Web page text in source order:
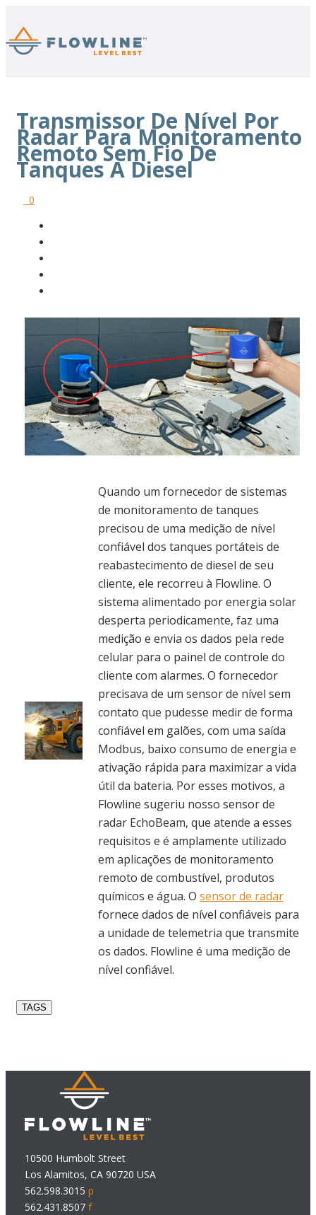
Transmissor De Nível Por
Radar Para Monitoramento
Remoto Sem Fio De
Tanques A Diesel
0
Quando um fornecedor de sistemas
de monitoramento de tanques
precisou de uma medição de nível
confiável dos tanques portáteis de
reabastecimento de diesel de seu
cliente, ele recorreu à Flowline. O
sistema alimentado por energia solar
desperta periodicamente, faz uma
medição e envia os dados pela rede
celular para o painel de controle do
cliente com alarmes. O fornecedor
precisava de um sensor de nível sem
contato que pudesse medir de forma
confiável em galões, com uma saída
Modbus, baixo consumo de energia e
ativação rápida para maximizar a vida
útil da bateria. Por esses motivos, a
Flowline sugeriu nosso sensor de
radar EchoBeam, que atende a esses
requisitos e é amplamente utilizado
em aplicações de monitoramento
remoto de combustível, produtos
químicos e água. O sensor de radar
fornece dados de nível confiáveis para
a unidade de telemetria que transmite
os dados. Flowline é uma medição de
nível confiável.
TAGS
10500 Humbolt Street
Los Alamitos, CA 90720 USA
562.598.3015p
562.431.8507f